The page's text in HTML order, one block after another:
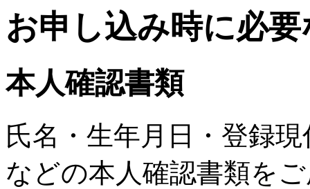
お申し込み時に必
本人確認書類
氏名・生年月日・登録
などの本人確認書類を